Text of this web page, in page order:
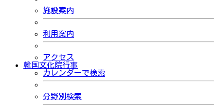
施設案内
利用案内
アクセス
韓国文化院行事
カレンダーで検索
分野別検索